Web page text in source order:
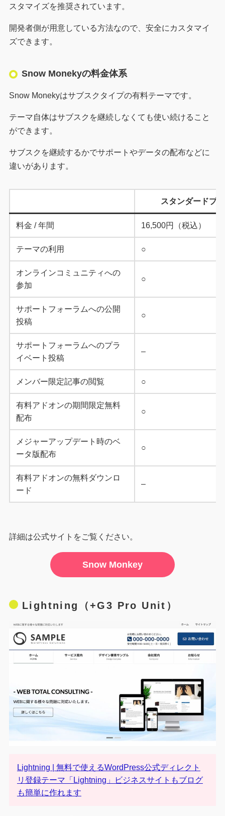
スタマイズを推奨されています。
開発者側が用意している方法なので、安全にカスタマイ
ズできます。
Snow Monekyの料金体系
Snow Monekyはサブスクタイプの有料テーマです。
テーマ自体はサブスクを継続しなくても使い続けること
ができます。
サブスクを継続するかでサポートやデータの配布などに
違いがあります。
スタンダードプ
料金 / 年間 16,500円（税込）
テーマの利用 ○
オンラインコミュニティへの
参加
○
サポートフォーラムへの公開
投稿
○
サポートフォーラムへのプラ
イベート投稿
–
メンバー限定記事の閲覧 ○
有料アドオンの期間限定無料
配布
○
メジャーアップデート時のベ
ータ版配布
○
有料アドオンの無料ダウンロ
ード
–
詳細は公式サイトをご覧ください。
Snow Monkey
Lightning（+G3 Pro Unit）
Lightning | 無料で使えるWordPress公式ディレクト
リ登録テーマ「Lightning」ビジネスサイトもブログ
も簡単に作れます